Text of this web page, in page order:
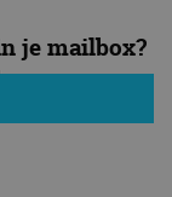
je mailbox?